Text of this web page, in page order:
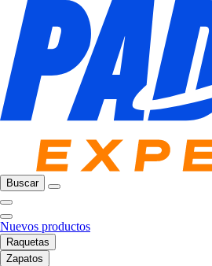
Buscar
Nuevos productos
Raquetas
Zapatos